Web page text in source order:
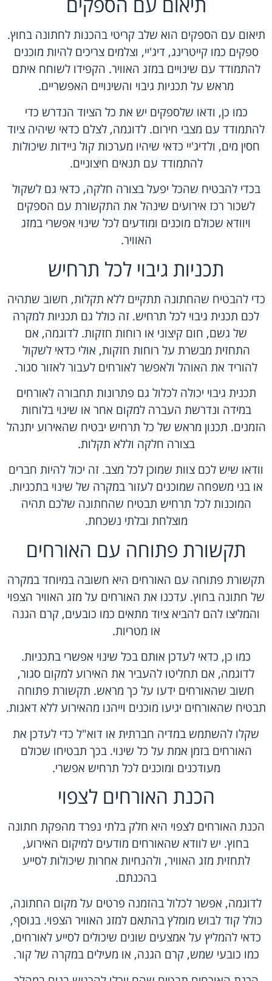
תיאום עם הספקים הוא שלב קריטי בהכנות לחתונה בחוץ.
ספקים כמו קייטרינג, דיג'יי, וצלמים צריכים להיות מוכנים
להתמודד עם שינויים במזג האוויר. הקפידו לשוחח איתם
מראש על תכניות גיבוי והשינויים האפשריים.
כמו כן, ודאו שלספקים יש את כל הציוד הנדרש כדי
להתמודד עם מצבי חירום. לדוגמה, לצלם כדאי שיהיה ציוד
חסין מים, ולדיג'יי כדאי שיהיו מערכות קול ניידות שיכולות
להתמודד עם תנאים חיצוניים.
בכדי להבטיח שהכל יפעל בצורה חלקה, כדאי גם לשקול
לשכור רכז אירועים שינהל את התקשורת עם הספקים
ויוודא שכולם מוכנים ומודעים לכל שינוי אפשרי במזג
האוויר.
תכניות גיבוי לכל תרחיש
כדי להבטיח שהחתונה תתקיים ללא תקלות, חשוב שתהיה
לכם תכנית גיבוי לכל תרחיש. זה כולל גם תכניות למקרה
של גשם, חום קיצוני או רוחות חזקות. לדוגמה, אם
התחזית מבשרת על רוחות חזקות, אולי כדאי לשקול
להוריד את האוהל ולאפשר לאורחים לעבור לאזור סגור.
תכנית גיבוי יכולה לכלול גם פתרונות תחבורה לאורחים
במידה ונדרשת העברה למקום אחר או שינוי בלוחות
הזמנים. תכנון מראש של כל תרחיש יבטיח שהאירוע יתנהל
בצורה חלקה וללא תקלות.
וודאו שיש לכם צוות שמוכן לכל מצב. זה יכול להיות חברים
או בני משפחה שמוכנים לעזור במקרה של שינוי בתכניות.
המוכנות לכל תרחיש תבטיח שהחתונה שלכם תהיה
מוצלחת ובלתי נשכחת.
תקשורת פתוחה עם האורחים
תקשורת פתוחה עם האורחים היא חשובה במיוחד במקרה
של חתונה בחוץ. עדכנו את האורחים על מזג האוויר הצפוי
והמליצו להם להביא ציוד מתאים כמו כובעים, קרם הגנה
או מטריות.
כמו כן, כדאי לעדכן אותם בכל שינוי אפשרי בתכניות.
לדוגמה, אם תחליטו להעביר את האירוע למקום סגור,
חשוב שהאורחים ידעו על כך מראש. תקשורת פתוחה
תבטיח שהאורחים יגיעו מוכנים וייהנו מהאירוע ללא דאגות.
שקלו להשתמש במדיה חברתית או דוא"ל כדי לעדכן את
האורחים בזמן אמת על כל שינוי. בכך תבטיחו שכולם
מעודכנים ומוכנים לכל תרחיש אפשרי.
הכנת האורחים לצפוי
הכנת האורחים לצפוי היא חלק בלתי נפרד מהפקת חתונה
בחוץ. יש לוודא שהאורחים מודעים למיקום האירוע,
לתחזית מזג האוויר, ולהנחיות אחרות שיכולות לסייע
בהכנתם.
לדוגמה, אפשר לכלול בהזמנה פרטים על מקום החתונה,
כולל קוד לבוש מומלץ בהתאם למזג האוויר הצפוי. בנוסף,
כדאי להמליץ על אמצעים שונים שיכולים לסייע לאורחים,
כמו כובעי שמש, קרם הגנה, או מעילים במקרה של קור.